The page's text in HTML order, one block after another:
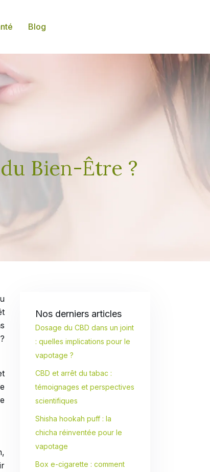
Blog
Bien-Être ?
Nos derniers articles
Dosage du CBD dans un joint
: quelles implications pour le
vapotage ?
CBD et arrêt du tabac :
témoignages et perspectives
scientifiques
Shisha hookah puff : la
chicha réinventée pour le
vapotage
Box e-cigarette : comment